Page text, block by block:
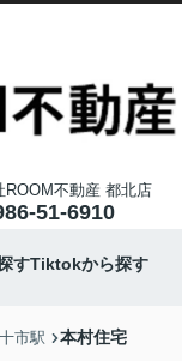
ROOM不動産 都北店
51-6910
すTiktokから探す
市駅 本村住宅